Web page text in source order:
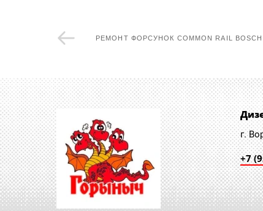
РЕМОНТ ФОРСУНОК COMMON RAIL BOSCH
г.
+7